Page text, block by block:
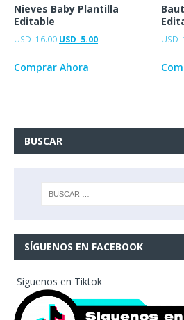
Nieves Baby Plantilla
Editable
USD16.00 USD 5.00
Comprar Ahora
USD
BUSCAR
SÍGUENOS EN FACEBOOK
Siguenos en Tiktok